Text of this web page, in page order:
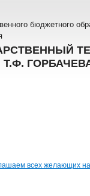
бюджетного
всех желающих